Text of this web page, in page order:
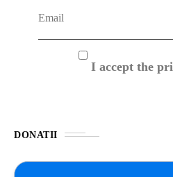
I accept the
DONATII